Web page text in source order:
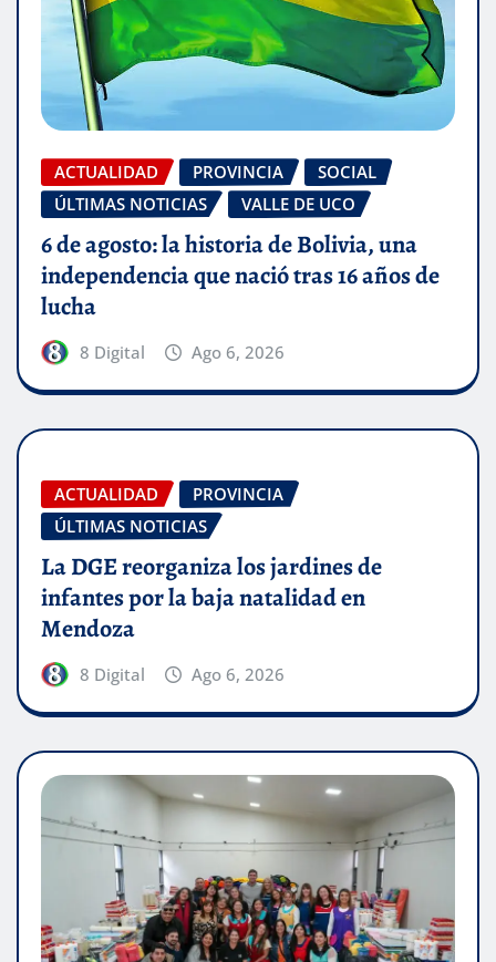
ACTUALIDAD PROVINCIA
SOCIAL
ÚLTIMAS NOTICIAS
VALLE DE UCO
6 de agosto: la historia de Bolivia, una
independencia que nació tras 16 años de
lucha
8 Digital Ago 6, 2026
ACTUALIDAD
PROVINCIA
ÚLTIMAS NOTICIAS
La DGE reorganiza los jardines de
infantes por la baja natalidad en
Mendoza
8 Digital Ago 6, 2026